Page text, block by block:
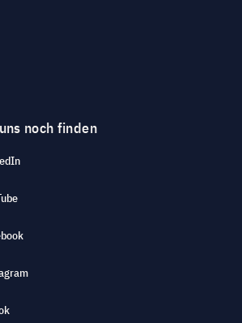
noch finden